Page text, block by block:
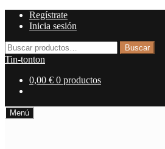
navegación
Regístrate
Inicia sesión
Buscar
por:
Buscar
Tin-tonton
0,00 € 0 productos
Menú